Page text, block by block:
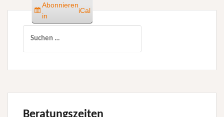
Abonnieren
in
iCal
Beratungszeiten